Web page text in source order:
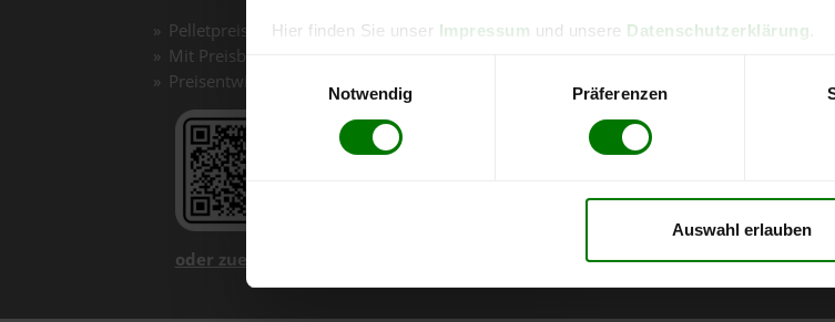
Hier finden Sie unser Impressum und unsere Datenschutzerklärung
Notwendig
Präferenzen
Auswahl erlauben
Pelletpreise mit einem Klick vergleichen und direkt online bestellen
Mit Preisbenachrichtigungen immer auf dem aktuellen Stand
Preisentwicklungen im Chart einfach nachverfolgen
oder zuerst mehr über unsere App erfahren